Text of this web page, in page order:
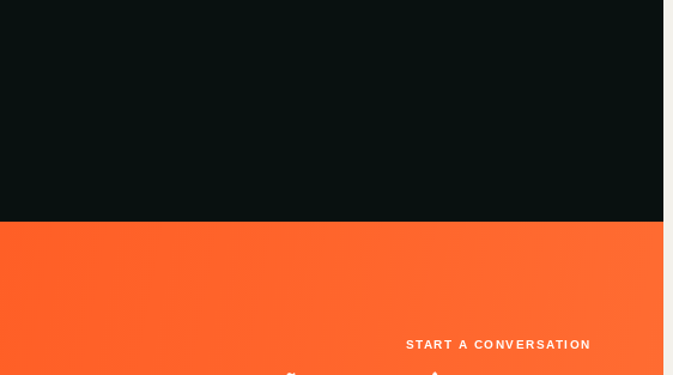
START A CONVERSATION